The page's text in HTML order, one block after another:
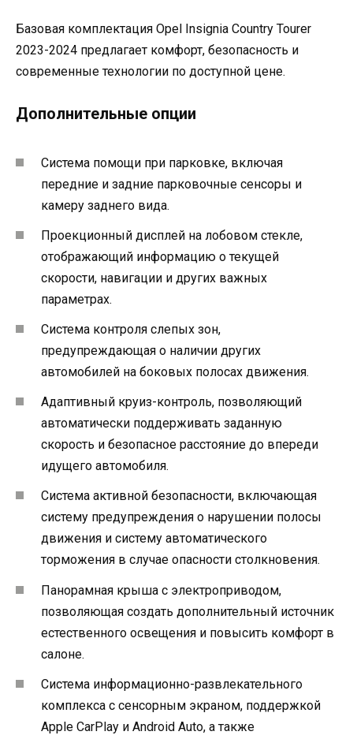
Базовая комплектация Opel Insignia Country Tourer
2023-2024 предлагает комфорт, безопасность и
современные технологии по доступной цене.
Дополнительные опции
Система помощи при парковке, включая
передние и задние парковочные сенсоры и
камеру заднего вида.
Проекционный дисплей на лобовом стекле,
отображающий информацию о текущей
скорости, навигации и других важных
параметрах.
Система контроля слепых зон,
предупреждающая о наличии других
автомобилей на боковых полосах движения.
Адаптивный круиз-контроль, позволяющий
автоматически поддерживать заданную
скорость и безопасное расстояние до впереди
идущего автомобиля.
Система активной безопасности, включающая
систему предупреждения о нарушении полосы
движения и систему автоматического
торможения в случае опасности столкновения.
Панорамная крыша с электроприводом,
позволяющая создать дополнительный источник
естественного освещения и повысить комфорт в
салоне.
Система информационно-развлекательного
комплекса с сенсорным экраном, поддержкой
Apple CarPlay и Android Auto, а также